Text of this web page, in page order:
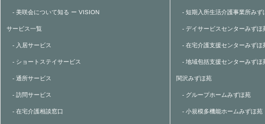
- 美咲会について知る ー VISION
サービス一覧
- 入居サービス
- ショートステイサービス
- 通所サービス
- 訪問サービス
- 在宅介護相談窓口
- 短期入所生活介護事業所みず
- デイサービスセンターみずほ
- 在宅介護支援センターみずほ
- 地域包括支援センターみずほ
関沢みずほ苑
- グループホームみずほ苑
- 小規模多機能ホームみずほ苑